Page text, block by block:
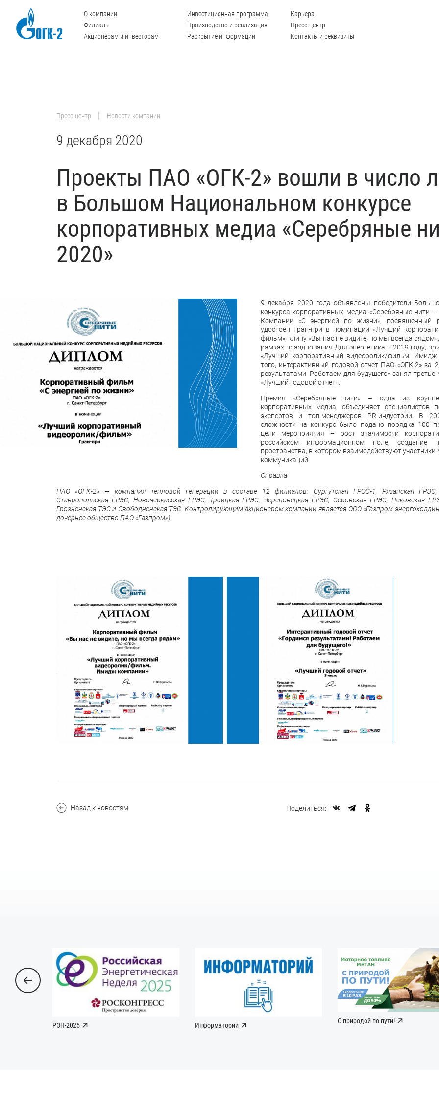
О компании
Филиалы
Акционерам и инвесторам
Инвестиционная программа
Производство и реализация
Раскрытие информации
Карьера
Пресс-центр
Контакты и реквизиты
Пресс-центр Новости компании
9 декабря 2020
Проекты ПАО «ОГК-2» вошли в число
в Большом Национальном конкурсе
корпоративных медиа «Серебряные
2020»
9 декабря 2020 года объявлены победители
конкурса корпоративных медиа «Серебряные нити –
Компании «С энергией по жизни», посвященный
удостоен Гран-при в номинации «Лучший
фильм», клипу «Вы нас не видите, но мы всегда
рамках празднования Дня энергетика в 2019 году,
«Лучший корпоративный видеоролик/фильм.
того, интерактивный годовой отчет ПАО «ОГК-2» за
результатами! Работаем для будущего» занял
«Лучший годовой отчет».
Премия «Серебряные нити» – одна из
корпоративных медиа, объединяет специалистов
экспертов и топ-менеджеров PR-индустрии. В
сложности на конкурс было подано порядка 100
цели мероприятия – рост значимости
российском информационном поле, создание
пространства, в котором взаимодействуют участники
коммуникаций.
Справка
ПАО «ОГК-2» — компания тепловой генерации в составе 12 филиалов: Сургутская ГРЭС-1, Рязанская
Ставропольская ГРЭС, Новочеркасская ГРЭС, Троицкая ГРЭС, Череповецкая ГРЭС, Серовская ГРЭС, Псковская
Грозненская ТЭС и Свободненская ТЭС. Контролирующим акционером компании является ООО «Газпром
дочернее общество ПАО «Газпром»).
Назад к новостям Поделиться:
РЭН-2025 Информаторий
С природой по пути!